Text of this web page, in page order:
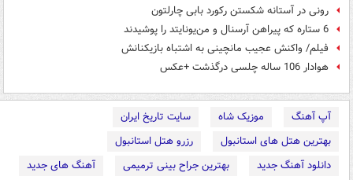
رونی در آستانه شکستن رکورد بابی چارلتون
6 ستاره که پیراهن آرسنال و من‌یونایتد را پوشیدند
فیلم/ واکنش عجیب مانچینی به اشتباه بازیکنانش
هوادار 106 ساله چلسی درگذشت +عکس
آپ آهنگ موزیک شاه
سایت تاریخ ایران
بهترین هتل های استانبول
رزرو هتل استانبول
دانلود آهنگ جدید
بهترین جراح بینی ترمیمی
آهنگ های جدید